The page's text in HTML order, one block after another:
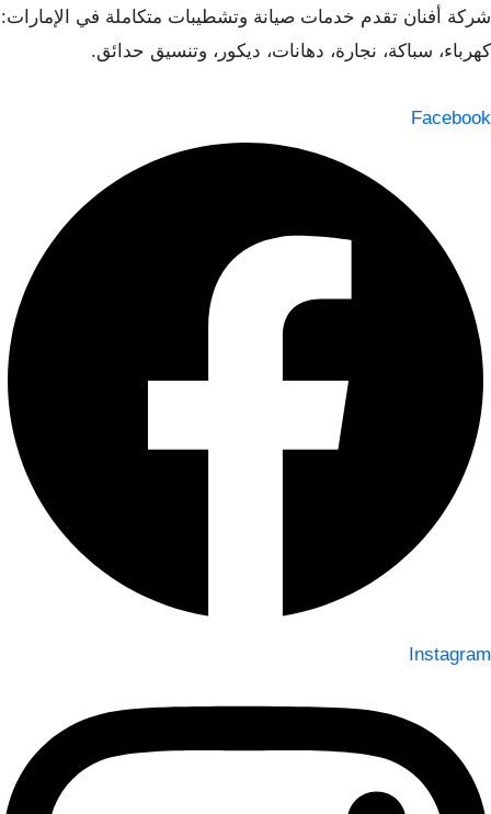
شركة أفنان تقدم خدمات صيانة وتشطيبات متكاملة في الإمارات:
كهرباء، سباكة، نجارة، دهانات، ديكور، وتنسيق حدائق.
Facebook
Instagram